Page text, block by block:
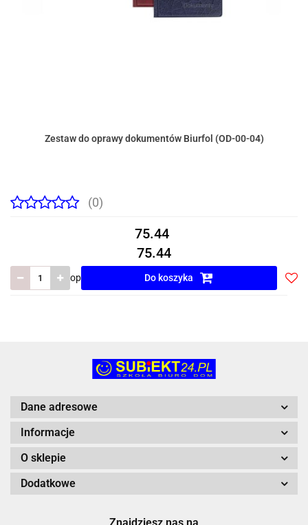
Zestaw do oprawy dokumentów Biurfol (OD-00-04)
(0)
75.44
75.44
op Do koszyka
Dane adresowe
Informacje
O sklepie
Dodatkowe